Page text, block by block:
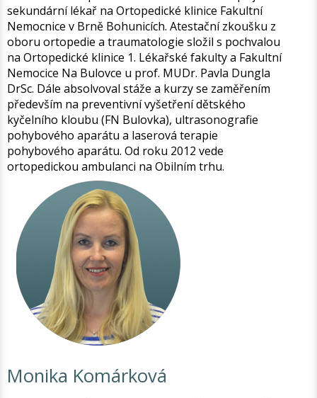
sekundární lékař na Ortopedické klinice Fakultní
Nemocnice v Brně Bohunicích. Atestační zkoušku z
oboru ortopedie a traumatologie složil s pochvalou
na Ortopedické klinice 1. Lékařské fakulty a Fakultní
Nemocice Na Bulovce u prof. MUDr. Pavla Dungla
DrSc. Dále absolvoval stáže a kurzy se zaměřením
především na preventivní vyšetření dětského
kyčelního kloubu (FN Bulovka), ultrasonografie
pohybového aparátu a laserová terapie
pohybového aparátu. Od roku 2012 vede
ortopedickou ambulanci na Obilním trhu.
Monika Komárková